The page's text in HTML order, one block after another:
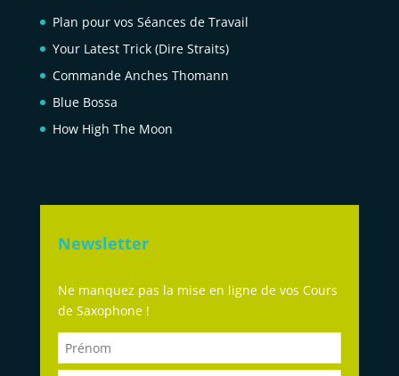
Plan pour vos Séances de Travail
Your Latest Trick (Dire Straits)
Commande Anches Thomann
Blue Bossa
How High The Moon
Newsletter
Ne manquez pas la mise en ligne de vos Cours
de Saxophone !